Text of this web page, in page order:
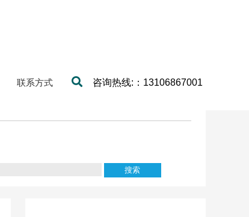
联系方式 咨询热线:：13106867001